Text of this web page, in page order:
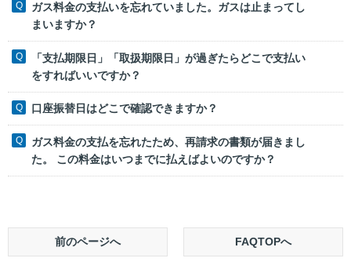
ガス料金の支払いを忘れていました。ガスは止まってし
まいますか？
「支払期限日」「取扱期限日」が過ぎたらどこで支払い
をすればいいですか？
口座振替日はどこで確認できますか？
ガス料金の支払を忘れたため、再請求の書類が届きまし
た。 この料金はいつまでに払えばよいのですか？
前のページへ FAQTOPへ